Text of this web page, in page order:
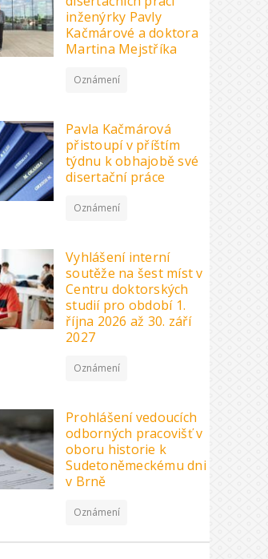
inženýrky Pavly
Kačmárové a doktora
Martina Mejstříka
Oznámení
Pavla Kačmárová
přistoupí v příštím
týdnu k obhajobě své
disertační práce
Oznámení
Vyhlášení interní
soutěže na šest míst v
Centru doktorských
studií pro období 1.
října 2026 až 30. září
2027
Oznámení
Prohlášení vedoucích
odborných pracovišť v
oboru historie k
Sudetoněmeckému dni
v Brně
Oznámení